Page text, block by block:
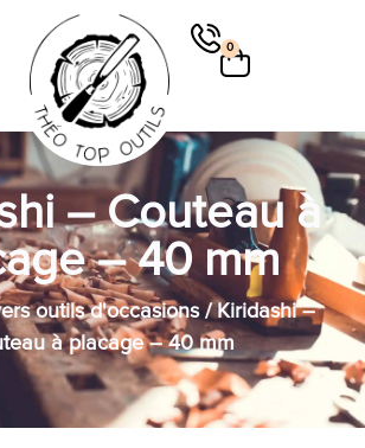
0
– Couteau à
– 40 mm
outils d'occasions/ Kiridashi –
à placage – 40 mm